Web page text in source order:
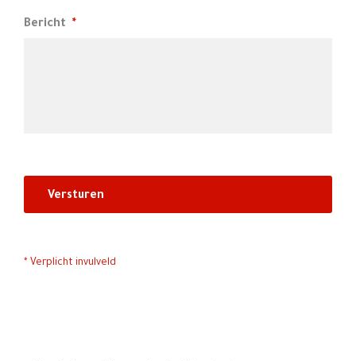
Bericht *
* Verplicht invulveld